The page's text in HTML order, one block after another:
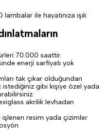
ile hayatınıza ışık
70.000 saattir.
enerji sarfiyatı yok
tak çıkar olduğundan
istediğiniz gibi kişiye özel yada
akrilik levhadan
işlenen resim yada çizimler